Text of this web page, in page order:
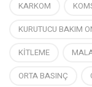
KARKOM
KURUTUCU BAKIM
KİTLEME
ORTA BASINÇ